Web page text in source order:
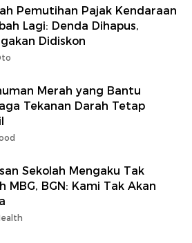
Pemutihan Pajak Kendaraan
Lagi: Denda Dihapus,
Didiskon
Merah yang Bantu
Tekanan Darah Tetap
Sekolah Mengaku Tak
MBG, BGN: Kami Tak Akan